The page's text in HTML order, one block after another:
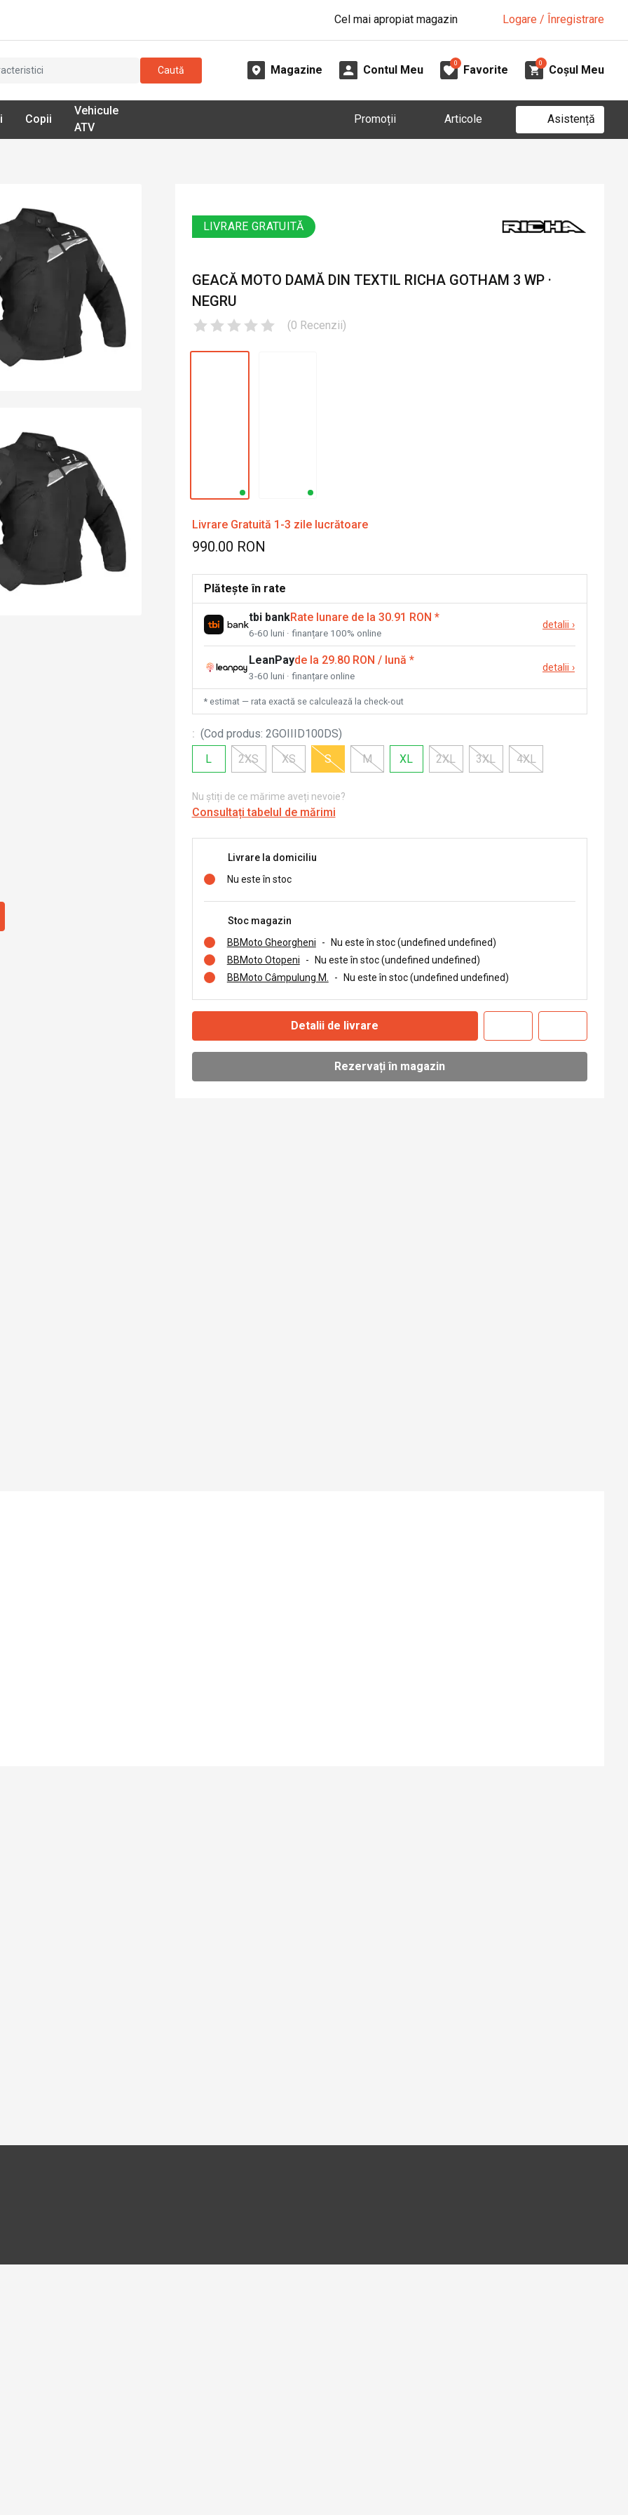
Cel mai apropiat magazin Logare / Înregistrare
Caută Magazine Contul Meu
0
Favorite
0
Coșul Meu
Copii
Vehicule
ATV
Promoții Articole Asistență
LIVRARE GRATUITĂ
GEACĂ MOTO DAMĂ DIN TEXTIL RICHA GOTHAM 3 WP ·
NEGRU
(0 Recenzii)
Livrare Gratuită 1-3 zile lucrătoare
990.00 RON
Plătește în rate
tbi bankRate lunare de la 30.91 RON *
6-60 luni · finanțare 100% online
detalii ›
LeanPayde la 29.80 RON / lună *
3-60 luni · finanțare online
detalii ›
* estimat — rata exactă se calculează la check-out
: (Cod produs: 2GOIIID100DS)
L
2XS XS S M XL 2XL 3XL 4XL
Nu știți de ce mărime aveți nevoie?
Consultați tabelul de mărimi
Livrare la domiciliu
Nu este în stoc
Stoc magazin
BBMoto Gheorgheni
-
Nu este în stoc (undefined undefined)
BBMoto Otopeni
-
Nu este în stoc (undefined undefined)
BBMoto Câmpulung M.
- Nu este în stoc (undefined undefined)
Detalii de livrare
Rezervați în magazin